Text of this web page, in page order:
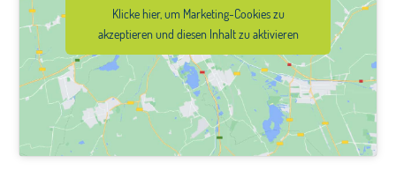
Klicke hier, um Marketing-Cookies zu
akzeptieren und diesen Inhalt zu aktivieren